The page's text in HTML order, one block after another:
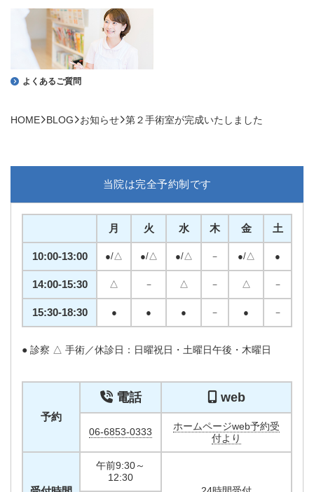
よくあるご質問
HOME BLOG お知らせ 第２手術室が完成いたしました
当院は完全予約制です
月 火 水 木 金 土
10:00-13:00 ●/△ ●/△ ●/△ － ●/△ ●
14:00-15:30 △ － △ － △ －
15:30-18:30 ● ● ● － ● －
● 診察 △ 手術／休診日：日曜祝日・土曜日午後・木曜日
予約
電話 web
06-6853-0333
ホームページweb予約受
付より
午前9:30～
12:30